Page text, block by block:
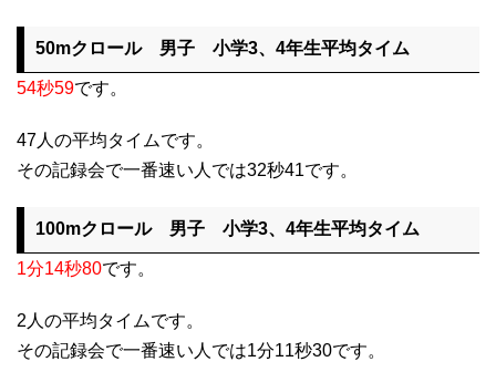
50mクロール 男子 小学3、4年生平均タイム
54秒59です。
47人の平均タイムです。
その記録会で一番速い人では32秒41です。
100mクロール 男子 小学3、4年生平均タイム
1分14秒80です。
2人の平均タイムです。
その記録会で一番速い人では1分11秒30です。